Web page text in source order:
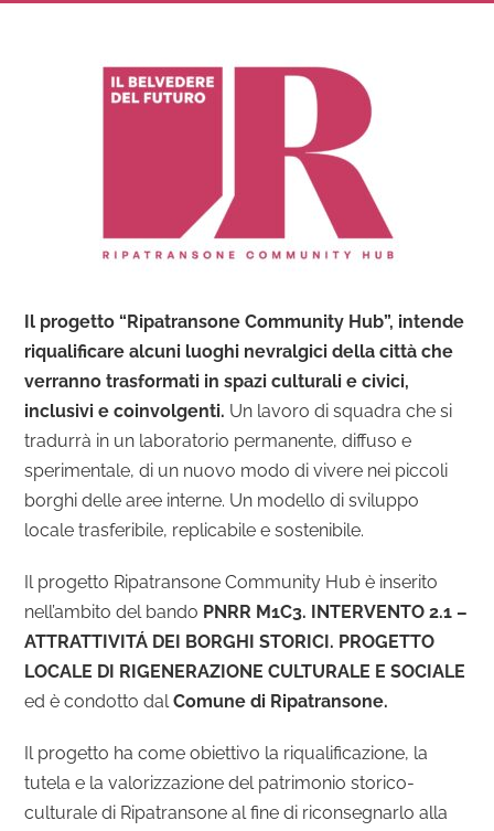
Il progetto “Ripatransone Community Hub”, intende
riqualificare alcuni luoghi nevralgici della città che
verranno trasformati in spazi culturali e civici,
inclusivi e coinvolgenti. Un lavoro di squadra che si
tradurrà in un laboratorio permanente, diffuso e
sperimentale, di un nuovo modo di vivere nei piccoli
borghi delle aree interne. Un modello di sviluppo
locale trasferibile, replicabile e sostenibile.
Il progetto Ripatransone Community Hub è inserito
nell’ambito del bando PNRR M1C3. INTERVENTO 2.1 –
ATTRATTIVITÁ DEI BORGHI STORICI. PROGETTO
LOCALE DI RIGENERAZIONE CULTURALE E SOCIALE
ed è condotto dalComune di Ripatransone.
Il progetto ha come obiettivo la riqualificazione, la
tutela e la valorizzazione del patrimonio storico-
culturale di Ripatransone al fine di riconsegnarlo alla